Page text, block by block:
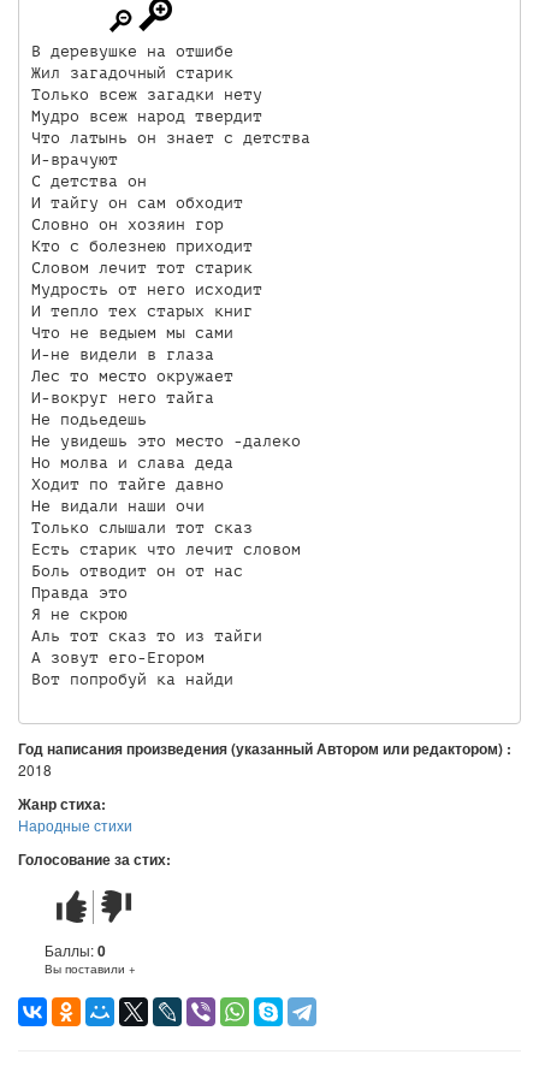
В деревушке на отшибе
Жил загадочный старик
Только всеж загадки нету
Мудро всеж народ твердит
Что латынь он знает с детства
И-врачуют
С детства он
И тайгу он сам обходит
Словно он хозяин гор
Кто с болезнею приходит
Словом лечит тот старик
Мудрость от него исходит
И тепло тех старых книг
Что не ведыем мы сами
И-не видели в глаза
Лес то место окружает
И-вокруг него тайга
Не подьедешь
Не увидешь это место -далеко
Но молва и слава деда
Ходит по тайге давно
Не видали наши очи
Только слышали тот сказ
Есть старик что лечит словом
Боль отводит он от нас
Правда это
Я не скрою
Аль тот сказ то из тайги
А зовут его-Егором
Вот попробуй ка найди
Год написания произведения (указанный Автором или редактором) :
2018
Жанр стиха:
Народные стихи
Голосование за стих:
Стих
понравился
Стих
не
понравился
Баллы:0
Вы поставили +